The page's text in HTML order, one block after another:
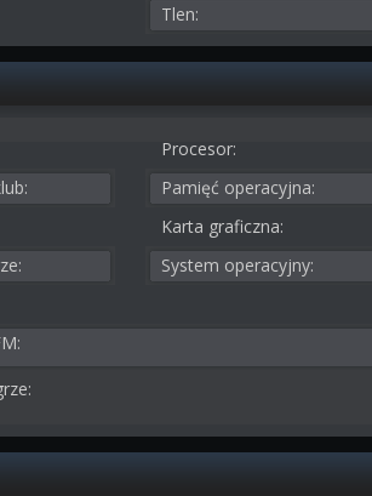
Tlen:
Procesor:
Pamięć operacyjna:
Karta graficzna:
System operacyjny: